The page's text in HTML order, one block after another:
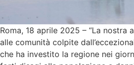
Roma, 18 aprile 2025 – “La nostra
alle comunità colpite
che ha investito la regione nei